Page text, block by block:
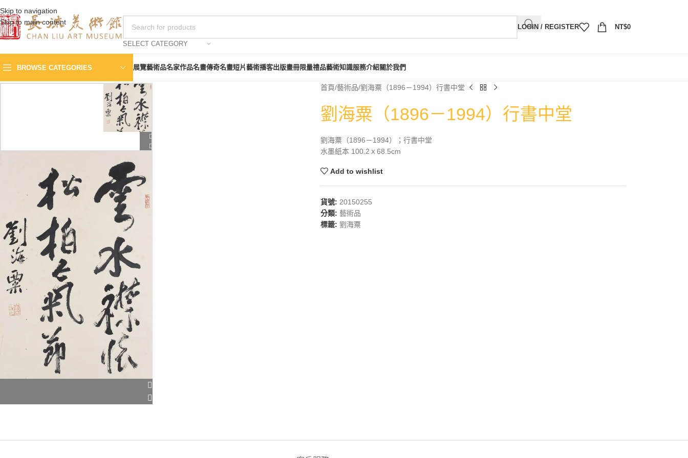
Skip to navigation
Skip to main content
SELECT CATEGORY
LOGIN / REGISTER NT$0
BROWSE CATEGORIES 展覽藝術品名家作品名畫傳奇名畫短片藝術播客出版畫冊限量禮品藝術知識服務介紹關於我們
首頁 藝術品 劉海粟（1896－1994）行書中堂
劉海粟（1896－1994）行書中堂
劉海粟（1896－1994）；行書中堂
水墨紙本 100.2ｘ68.5cm
Add to wishlist
貨號: 20150255
分類: 藝術品
標籤: 劉海粟